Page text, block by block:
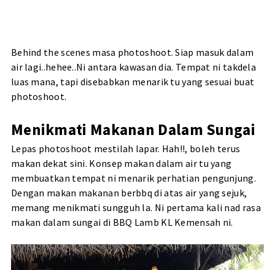
Behind the scenes masa photoshoot. Siap masuk dalam
air lagi..hehee..Ni antara kawasan dia. Tempat ni takdela
luas mana, tapi disebabkan menarik tu yang sesuai buat
photoshoot.
Menikmati Makanan Dalam Sungai
Lepas photoshoot mestilah lapar. Hah!!, boleh terus
makan dekat sini. Konsep makan dalam air tu yang
membuatkan tempat ni menarik perhatian pengunjung.
Dengan makan makanan berbbq di atas air yang sejuk,
memang menikmati sungguh la. Ni pertama kali nad rasa
makan dalam sungai di BBQ Lamb KL Kemensah ni.